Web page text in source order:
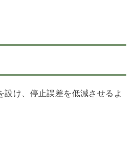
設け、停止誤差を低減させるよ